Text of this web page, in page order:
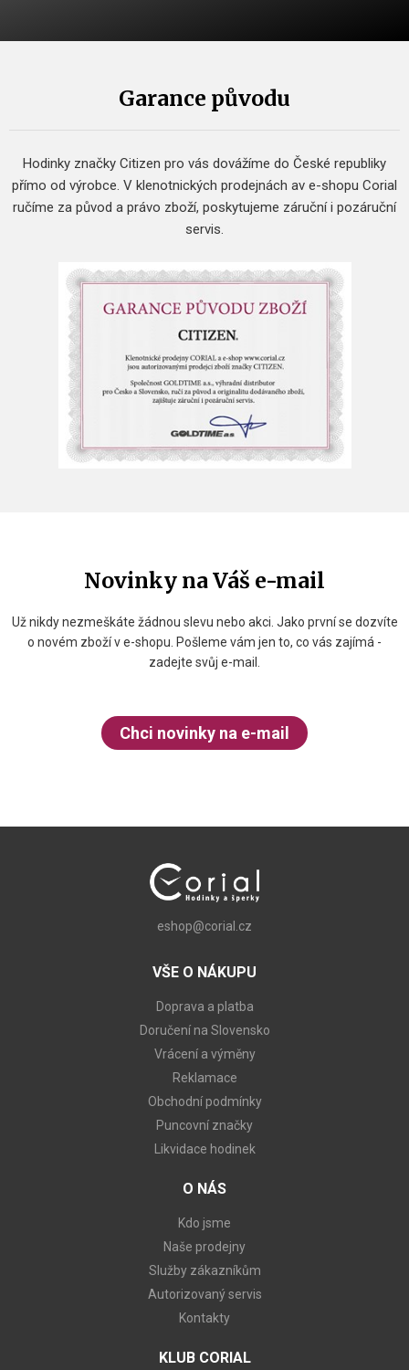
Garance původu
Hodinky značky Citizen pro vás dovážíme do České republiky
přímo od výrobce. V klenotnických prodejnách av e-shopu Corial
ručíme za původ a právo zboží, poskytujeme záruční i pozáruční
servis.
Novinky na Váš e-mail
Už nikdy nezmeškáte žádnou slevu nebo akci. Jako první se dozvíte
o novém zboží v e-shopu. Pošleme vám jen to, co vás zajímá -
zadejte svůj e-mail.
Chci novinky na e-mail
eshop@corial.cz
VŠE O NÁKUPU
Doprava a platba
Doručení na Slovensko
Vrácení a výměny
Reklamace
Obchodní podmínky
Puncovní značky
Likvidace hodinek
O NÁS
Kdo jsme
Naše prodejny
Služby zákazníkům
Autorizovaný servis
Kontakty
KLUB CORIAL